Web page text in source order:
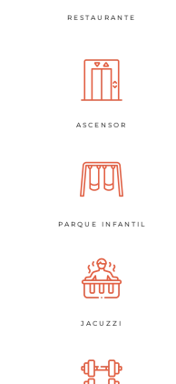
RESTAURANTE
ASCENSOR
PARQUE INFANTIL
JACUZZI